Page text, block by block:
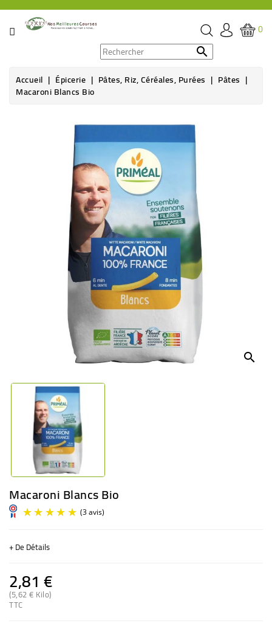
CATÉGORIE
ÉPICERIE
0

Accueil Épicerie Pâtes, Riz, Céréales, Purées Pâtes
Macaroni Blancs Bio
search
Macaroni Blancs Bio
+ De Détails
2,81 €
(5,62 € Kilo)
TTC